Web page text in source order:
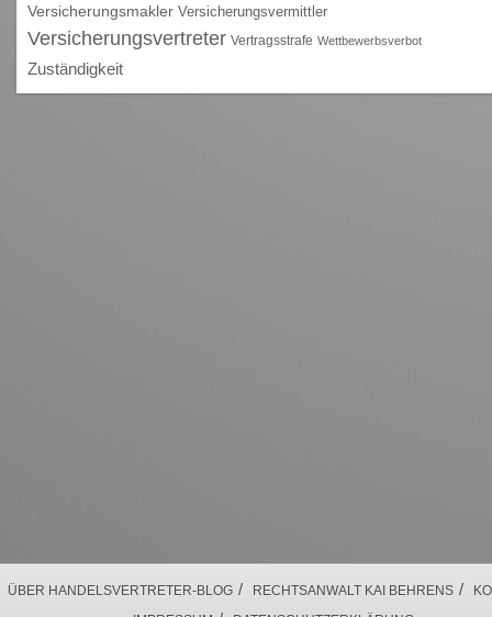
Versicherungsmakler Versicherungsvermittler
Versicherungsvertreter Vertragsstrafe Wettbewerbsverbot
Zuständigkeit
ÜBER HANDELSVERTRETER-BLOG / RECHTSANWALT KAI BEHRENS /